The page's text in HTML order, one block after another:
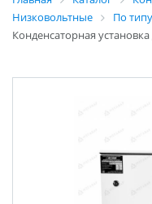
Низковольтные
По типу
Конденсаторная